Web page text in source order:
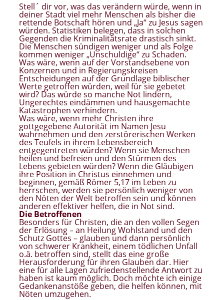
Stell´ dir vor, was das verändern würde, wenn in
deiner Stadt viel mehr Menschen als bisher die
rettende Botschaft hören und „Ja“ zu Jesus sagen
würden. Statistiken belegen, dass in solchen
Gegenden die Kriminalitätsrate drastisch sinkt.
Die Menschen sündigen weniger und als Folge
kommen weniger „Unschuldige“ zu Schaden.
Was wäre, wenn auf der Vorstandsebene von
Konzernen und in Regierungskreisen
Entscheidungen auf der Grundlage biblischer
Werte getroffen würden, weil für sie gebetet
wird? Das würde so manche Not lindern,
Ungerechtes eindämmen und hausgemachte
Katastrophen verhindern.
Was wäre, wenn mehr Christen ihre
gottgegebene Autorität im Namen Jesu
wahrnehmen und den zerstörerischen Werken
des Teufels in ihrem Lebensbereich
entgegentreten würden? Wenn sie Menschen
heilen und befreien und den Stürmen des
Lebens gebieten würden? Wenn die Gläubigen
ihre Position in Christus einnehmen und
beginnen, gemäß Römer 5,17 im Leben zu
herrschen, werden sie persönlich weniger von
den Nöten der Welt betroffen sein und können
anderen effektiver helfen, die in Not sind.
Die Betroffenen
Besonders für Christen, die an den vollen Segen
der Erlösung – an Heilung Wohlstand und den
Schutz Gottes – glauben und dann persönlich
von schwerer Krankheit, einem tödlichen Unfall
o.ä. betroffen sind, stellt das eine große
Herausforderung für ihren Glauben dar. Hier
eine für alle Lagen zufriedenstellende Antwort zu
haben ist kaum möglich. Doch möchte ich einige
Gedankenanstöße geben, die helfen können, mit
Nöten umzugehen.